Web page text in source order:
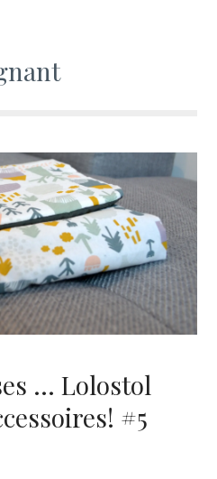
… Lolostol
#5